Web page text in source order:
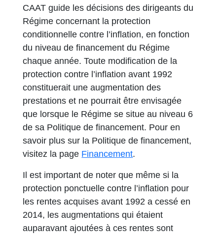
CAAT guide les décisions des dirigeants du
Régime concernant la protection
conditionnelle contre l’inflation, en fonction
du niveau de financement du Régime
chaque année. Toute modification de la
protection contre l’inflation avant 1992
constituerait une augmentation des
prestations et ne pourrait être envisagée
que lorsque le Régime se situe au niveau 6
de sa Politique de financement. Pour en
savoir plus sur la Politique de financement,
visitez la page Financement.
Il est important de noter que même si la
protection ponctuelle contre l’inflation pour
les rentes acquises avant 1992 a cessé en
2014, les augmentations qui étaient
auparavant ajoutées à ces rentes sont